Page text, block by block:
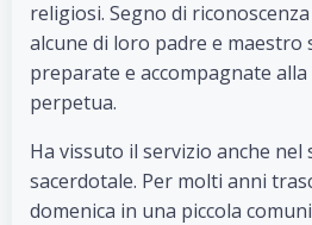
religiosi. Segno di
alcune di loro padre e maestro
preparate e accompagnate
perpetua.
Ha vissuto il servizio anche
sacerdotale. Per molti anni
domenica in una piccola